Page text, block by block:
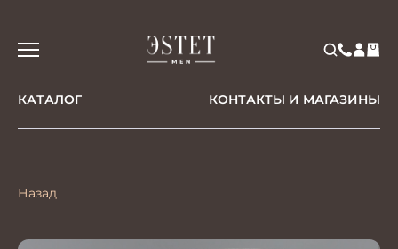
КАТАЛОГ КОНТАКТЫ И МАГАЗИНЫ
Назад